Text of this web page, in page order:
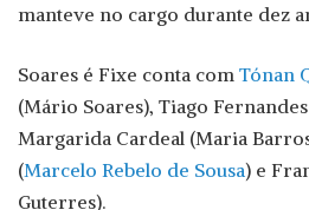
manteve no cargo durante dez
Soares é Fixe conta com Tónan
(Mário Soares), Tiago
Margarida Cardeal (Maria
(Marcelo Rebelo de Sousa) e
Guterres).